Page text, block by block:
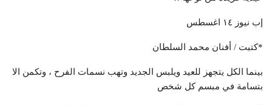
إب نيوز ١٤ اغسطس
*كتبت / أفنان محمد السلطان
بينما الكل يتجهز للعيد ويلبس الجديد وتهب نسمات الفرح ، وتكمن الا
بتسامة في مبسم كل شخص